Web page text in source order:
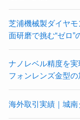
芝浦機械製ダイヤ
面研磨で挑む“ゼロ”
ナノレベル精度を
フォンレンズ金型の
海外取引実績｜城